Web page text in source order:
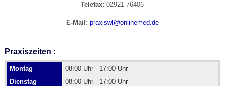
Telefax: 02921-76406
E-Mail: praxiswl@onlinemed.de
Praxiszeiten :
Montag
08:00 Uhr - 17:00 Uhr
Dienstag
08:00 Uhr - 17:00 Uhr